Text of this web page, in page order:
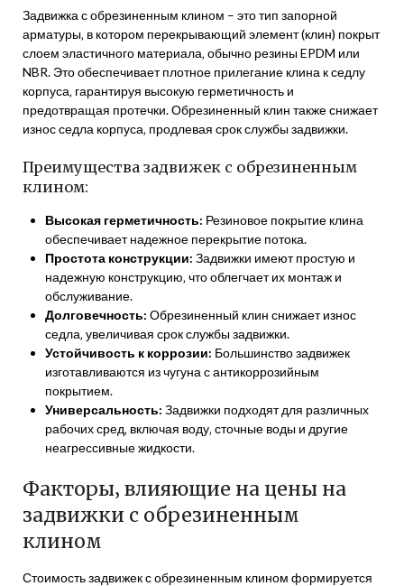
Задвижка с обрезиненным клином – это тип запорной
арматуры‚ в котором перекрывающий элемент (клин) покрыт
слоем эластичного материала‚ обычно резины EPDM или
NBR. Это обеспечивает плотное прилегание клина к седлу
корпуса‚ гарантируя высокую герметичность и
предотвращая протечки. Обрезиненный клин также снижает
износ седла корпуса‚ продлевая срок службы задвижки.
Преимущества задвижек с обрезиненным
клином:
Высокая герметичность: Резиновое покрытие клина
обеспечивает надежное перекрытие потока.
Простота конструкции: Задвижки имеют простую и
надежную конструкцию‚ что облегчает их монтаж и
обслуживание.
Долговечность: Обрезиненный клин снижает износ
седла‚ увеличивая срок службы задвижки.
Устойчивость к коррозии: Большинство задвижек
изготавливаются из чугуна с антикоррозийным
покрытием.
Универсальность: Задвижки подходят для различных
рабочих сред‚ включая воду‚ сточные воды и другие
неагрессивные жидкости.
Факторы‚ влияющие на цены на
задвижки с обрезиненным
клином
Стоимость задвижек с обрезиненным клином формируется